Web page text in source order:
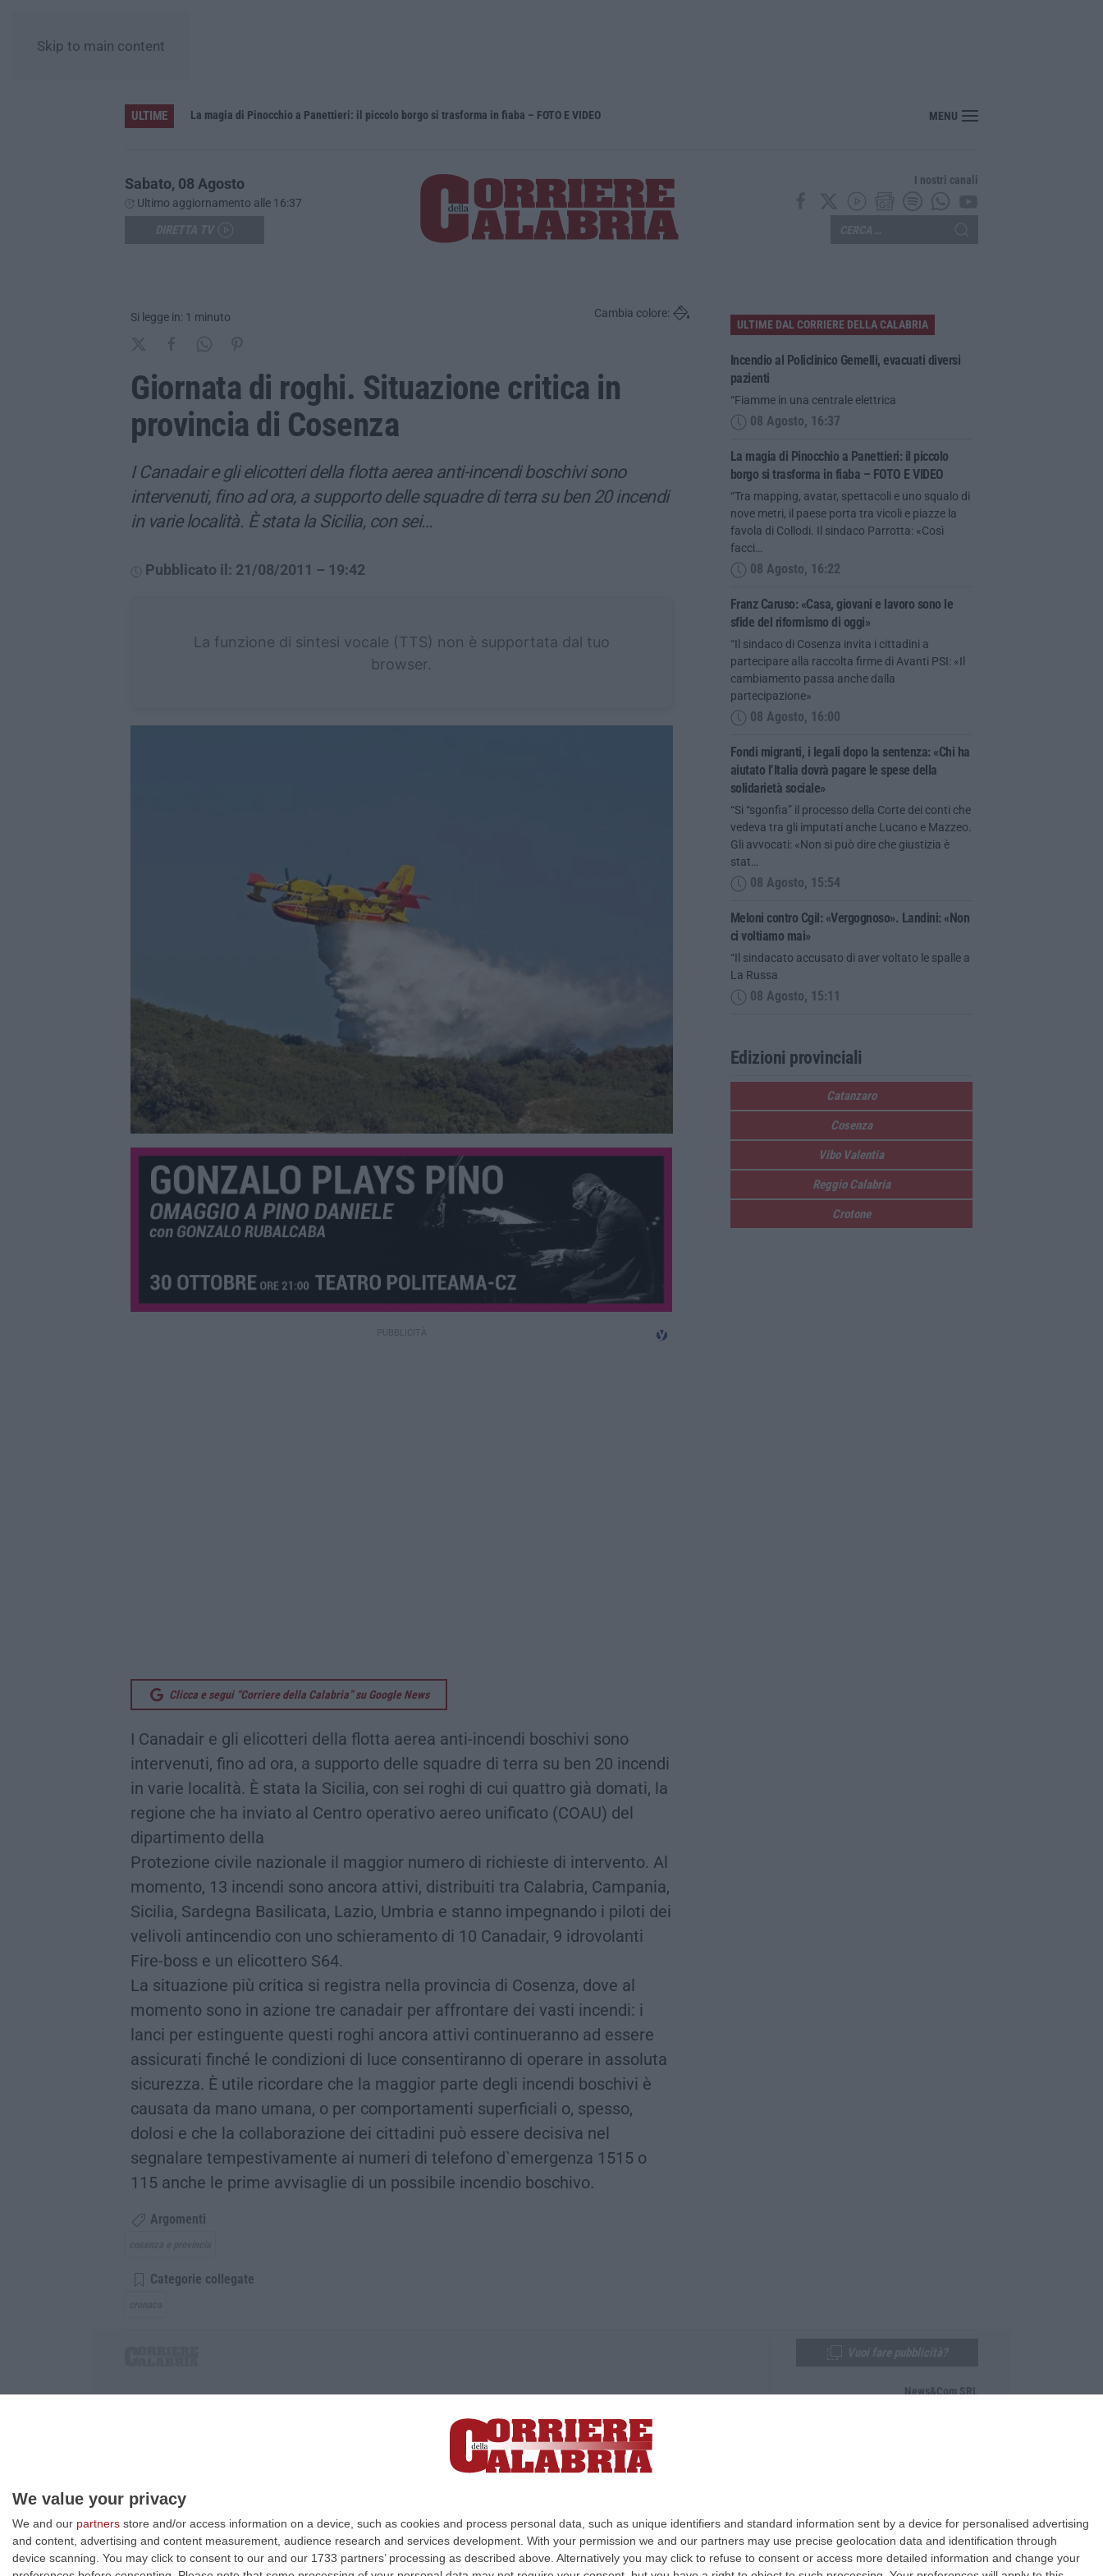
We value your privacy
We and our partners store and/or access information on a device, such as cookies and process personal data, such as unique identifiers and standard information sent by a device for personalised advertising
and content, advertising and content measurement, audience research and services development. With your permission we and our partners may use precise geolocation data and identification through
device scanning. You may click to consent to our and our 1733 partners’ processing as described above. Alternatively you may click to refuse to consent or access more detailed information and change your
Skip to main content
ULTIME La magia di Pinocchio a Panettieri: il piccolo borgo si trasforma in fiaba – FOTO E VIDEO Franz Caruso: «Casa, giovani e lavoro sono le sfide del riformismo di oggi»
MENU
Sabato, 08 Agosto
Ultimo aggiornamento alle 16:37
I nostri canali
Si legge in: 1 minuto Cambia colore:
Giornata di roghi. Situazione critica in
provincia di Cosenza
I Canadair e gli elicotteri della flotta aerea anti-incendi boschivi sono
intervenuti, fino ad ora, a supporto delle squadre di terra su ben 20 incendi
in varie località. È stata la Sicilia, con sei…
Pubblicato il: 21/08/2011 – 19:42
La funzione di sintesi vocale (TTS) non è supportata dal tuo
browser.
Clicca e segui “Corriere della Calabria” su Google News
I Canadair e gli elicotteri della flotta aerea anti-incendi boschivi sono
intervenuti, fino ad ora, a supporto delle squadre di terra su ben 20 incendi
in varie località. È stata la Sicilia, con sei roghi di cui quattro già domati, la
regione che ha inviato al Centro operativo aereo unificato (COAU) del
dipartimento della
Protezione civile nazionale il maggior numero di richieste di intervento. Al
momento, 13 incendi sono ancora attivi, distribuiti tra Calabria, Campania,
Sicilia, Sardegna Basilicata, Lazio, Umbria e stanno impegnando i piloti dei
velivoli antincendio con uno schieramento di 10 Canadair, 9 idrovolanti
Fire-boss e un elicottero S64.
La situazione più critica si registra nella provincia di Cosenza, dove al
momento sono in azione tre canadair per affrontare dei vasti incendi: i
lanci per estinguente questi roghi ancora attivi continueranno ad essere
assicurati finché le condizioni di luce consentiranno di operare in assoluta
sicurezza. È utile ricordare che la maggior parte degli incendi boschivi è
causata da mano umana, o per comportamenti superficiali o, spesso,
dolosi e che la collaborazione dei cittadini può essere decisiva nel
segnalare tempestivamente ai numeri di telefono d`emergenza 1515 o
115 anche le prime avvisaglie di un possibile incendio boschivo.
Argomenti
Categorie collegate
ULTIME DAL CORRIERE DELLA CALABRIA
Incendio al Policlinico Gemelli, evacuati diversi
pazienti
“Fiamme in una centrale elettrica
08 Agosto, 16:37
La magia di Pinocchio a Panettieri: il piccolo
borgo si trasforma in fiaba – FOTO E VIDEO
“Tra mapping, avatar, spettacoli e uno squalo di
nove metri, il paese porta tra vicoli e piazze la
favola di Collodi. Il sindaco Parrotta: «Così
facci…
08 Agosto, 16:22
Franz Caruso: «Casa, giovani e lavoro sono le
sfide del riformismo di oggi»
“Il sindaco di Cosenza invita i cittadini a
partecipare alla raccolta firme di Avanti PSI: «Il
cambiamento passa anche dalla
partecipazione»
08 Agosto, 16:00
Fondi migranti, i legali dopo la sentenza: «Chi ha
aiutato l’Italia dovrà pagare le spese della
solidarietà sociale»
“Si “sgonfia” il processo della Corte dei conti che
vedeva tra gli imputati anche Lucano e Mazzeo.
Gli avvocati: «Non si può dire che giustizia è
stat…
08 Agosto, 15:54
Meloni contro Cgil: «Vergognoso». Landini: «Non
ci voltiamo mai»
“Il sindacato accusato di aver voltato le spalle a
La Russa
08 Agosto, 15:11
Edizioni provinciali
Catanzaro
Cosenza
Vibo Valentia
Reggio Calabria
Crotone
P.IVA. 03199620794, Via del mare 6/G, S.Eufemia, Lamezia Terme (CZ)
Iscrizione tribunale di Lamezia Terme 5/2011 - Direttore responsabile Paola Militano |Privacy
News&Com SRL
Design: cfweb